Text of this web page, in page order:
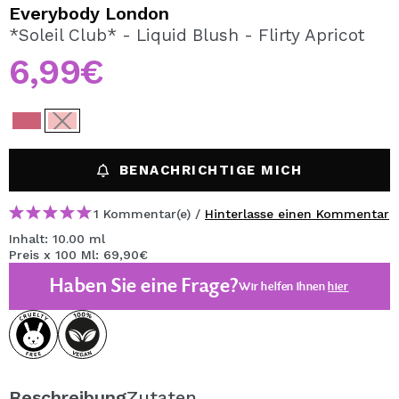
REGISTRIEREN
Durch die Erstellung eines Kontos bei Maquillalia.de
können Sie Ihre Einkäufe schnell tätigen, den Status Ihrer
einsehen.
BENUTZERKONTO ERSTELLEN
Everybody London
*Soleil Club* - Liquid Blush - Flirty Apricot
6,99€
BENACHRICHTIGE MICH
1 Kommentar(e) / Hinterlasse einen Kommentar
Inhalt: 10.00 ml
Preis x 100 Ml: 69,90€
Haben Sie eine Frage?Wir helfen Ihnenhier